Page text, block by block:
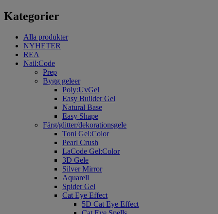
Kategorier
Alla produkter
NYHETER
REA
Nail:Code
Prep
Bygg geleer
Poly:UvGel
Easy Builder Gel
Natural Base
Easy Shape
Färg/glitter/dekorationsgele
Toni Gel:Color
Pearl Crush
LaCode Gel:Color
3D Gele
Silver Mirror
Aquarell
Spider Gel
Cat Eye Effect
5D Cat Eye Effect